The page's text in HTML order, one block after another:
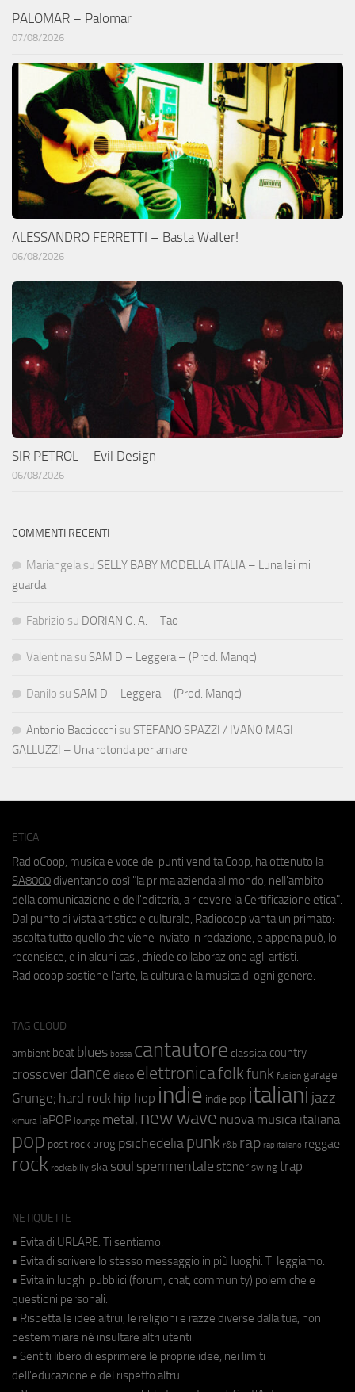
PALOMAR – Palomar
07/08/2026
ALESSANDRO FERRETTI – Basta Walter!
06/08/2026
SIR PETROL – Evil Design
06/08/2026
COMMENTI RECENTI
Mariangela su SELLY BABY MODELLA ITALIA – Luna lei mi
guarda
Fabrizio su DORIAN O. A. – Tao
Valentina su SAM D – Leggera – (Prod. Manqc)
Danilo su SAM D – Leggera – (Prod. Manqc)
Antonio Bacciocchi su STEFANO SPAZZI / IVANO MAGI
GALLUZZI – Una rotonda per amare
ETICA
RadioCoop, musica e voce dei punti vendita Coop, ha ottenuto la
SA8000 diventando così "la prima azienda al mondo, nell'ambito
della comunicazione e dell'editoria, a ricevere la Certificazione etica".
Dal punto di vista artistico e culturale, Radiocoop vanta un primato:
ascolta tutto quello che viene inviato in redazione, e appena può, lo
recensisce, e in alcuni casi, chiede collaborazione agli artisti.
Radiocoop sostiene l'arte, la cultura e la musica di ogni genere.
TAG CLOUD
ambient beat blues bossa cantautore classica country
crossover dance disco elettronicafolkfunk fusion garage
Grunge; hard rock hip hop indie indie pop italiani jazz
kimura laPOP lounge metal; new wave nuova musica italiana
pop post rock prog psichedeliapunk r&b rap rap italiano reggae
rock rockabilly ska soul sperimentale stoner swing trap
NETIQUETTE
• Evita di URLARE. Ti sentiamo.
• Evita di scrivere lo stesso messaggio in più luoghi. Ti leggiamo.
• Evita in luoghi pubblici (forum, chat, community) polemiche e
questioni personali.
• Rispetta le idee altrui, le religioni e razze diverse dalla tua, non
bestemmiare né insultare altri utenti.
• Sentiti libero di esprimere le proprie idee, nei limiti
dell'educazione e del rispetto altrui.